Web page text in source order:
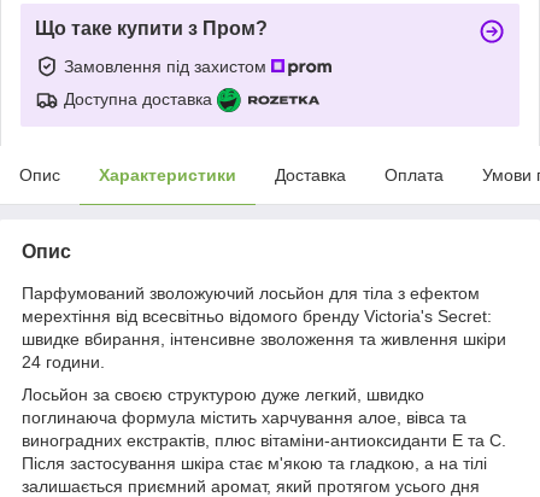
Що таке купити з Пром?
Замовлення під захистом
Доступна доставка
Опис Характеристики Доставка Оплата Умови
Опис
Парфумований зволожуючий лосьйон для тіла з ефектом
мерехтіння від всесвітньо відомого бренду Victoria's Secret:
швидке вбирання, інтенсивне зволоження та живлення шкіри
24 години.
Лосьйон за своєю структурою дуже легкий, швидко
поглинаюча формула містить харчування алое, вівса та
виноградних екстрактів, плюс вітаміни-антиоксиданти Е та С.
Після застосування шкіра стає м'якою та гладкою, а на тілі
залишається приємний аромат, який протягом усього дня